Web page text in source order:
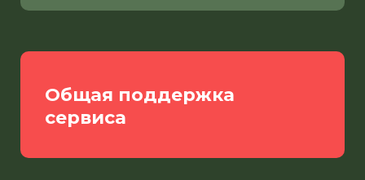
Общая поддержка
сервиса